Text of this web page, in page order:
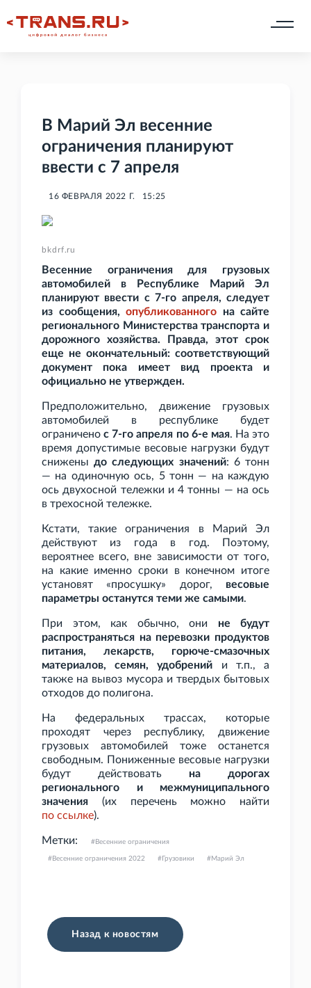
В Марий Эл весенние
ограничения планируют
ввести с 7 апреля
16 ФЕВРАЛЯ 2022 Г. 15:25
bkdrf.ru
Весенние ограничения для грузовых
автомобилей в Республике Марий Эл
планируют ввести с 7-го апреля, следует
из сообщения, опубликованного на сайте
регионального Министерства транспорта и
дорожного хозяйства. Правда, этот срок
еще не окончательный: соответствующий
документ пока имеет вид проекта и
официально не утвержден.
Предположительно, движение грузовых
автомобилей в республике будет
ограниченос 7-го апреля по 6-е мая. На это
время допустимые весовые нагрузки будут
сниженыдо следующих значений: 6 тонн
— на одиночную ось, 5 тонн — на каждую
ось двухосной тележки и 4 тонны — на ось
в трехосной тележке.
Кстати, такие ограничения в Марий Эл
действуют из года в год. Поэтому,
вероятнее всего, вне зависимости от того,
на какие именно сроки в конечном итоге
установят «просушку» дорог, весовые
параметры останутся теми же самыми.
При этом, как обычно, они не будут
распространяться на перевозки продуктов
питания, лекарств, горюче-смазочных
материалов, семян, удобрений и
т.п., а
также на вывоз мусора и твердых бытовых
отходов до полигона.
На федеральных трассах, которые
проходят через республику, движение
грузовых автомобилей тоже останется
свободным. Пониженные весовые нагрузки
будут действовать на дорогах
регионального и межмуниципального
значения (их перечень можно найти
по ссылке).
Метки: Весенние ограничения
Весенние ограничения 2022 Грузовики Марий Эл
Назад к новостям